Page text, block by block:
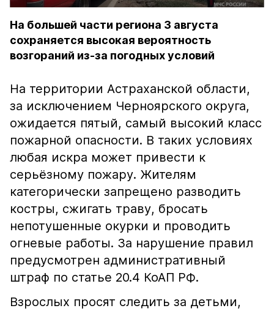
На большей части региона 3 августа
сохраняется высокая вероятность
возгораний из-за погодных условий
На территории Астраханской области,
за исключением Черноярского округа,
ожидается пятый, самый высокий класс
пожарной опасности. В таких условиях
любая искра может привести к
серьёзному пожару. Жителям
категорически запрещено разводить
костры, сжигать траву, бросать
непотушенные окурки и проводить
огневые работы. За нарушение правил
предусмотрен административный
штраф по статье 20.4 КоАП РФ.
Взрослых просят следить за детьми,